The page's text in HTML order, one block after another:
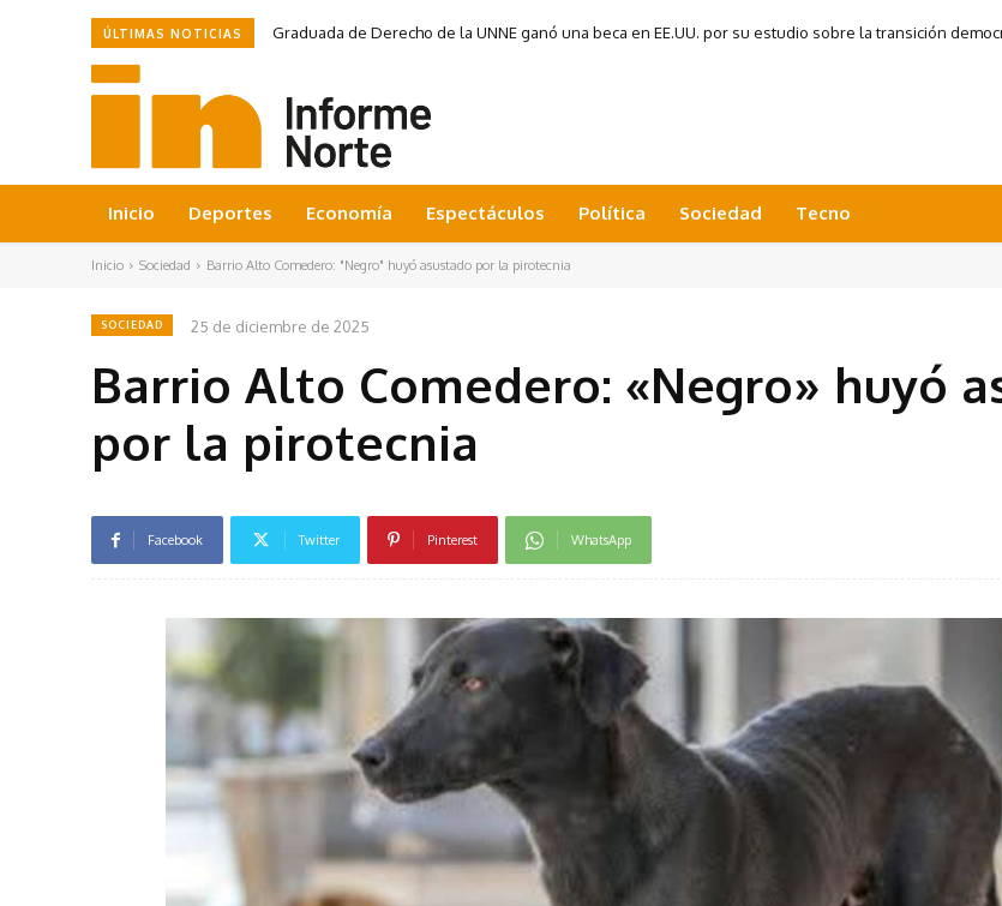
ÚLTIMAS NOTICIAS Graduada de Derecho de la UNNE ganó una beca en EE.UU. por su estudio sobre la transición
Inicio Deportes Economía Espectáculos Política Sociedad Tecno
Inicio Sociedad Barrio Alto Comedero: "Negro" huyó asustado por la pirotecnia
SOCIEDAD 25 de diciembre de 2025
Barrio Alto Comedero: «Negro» huyó
por la pirotecnia
Facebook Twitter Pinterest WhatsApp